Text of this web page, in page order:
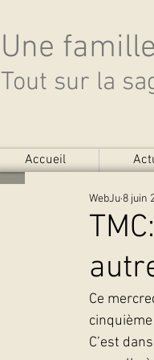
Une
Tout sur la
Accueil
WebJu 8 juin
Ce
C’est